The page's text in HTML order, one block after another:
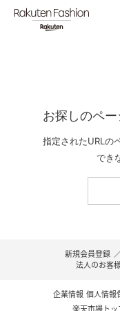
お探しのペ
指定されたURLの
でき
新規会員登録
法人のお客
企業情報 個人情報
楽天市場トッ